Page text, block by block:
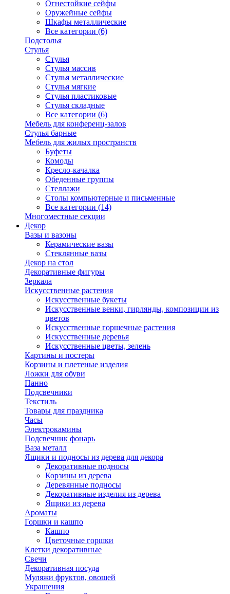
Огнестойкие сейфы
Оружейные сейфы
Шкафы металлические
Все категории (6)
Подстолья
Стулья
Стулья
Стулья массив
Стулья металлические
Стулья мягкие
Стулья пластиковые
Стулья складные
Все категории (6)
Мебель для конференц-залов
Стулья барные
Мебель для жилых пространств
Буфеты
Комоды
Кресло-качалка
Обеденные группы
Стеллажи
Столы компьютерные и письменные
Все категории (14)
Многоместные секции
Декор
Вазы и вазоны
Керамические вазы
Стеклянные вазы
Декор на стол
Декоративные фигуры
Зеркала
Искусственные растения
Искусственные букеты
Искусственные венки, гирлянды, композиции из
цветов
Искусственные горшечные растения
Искусственные деревья
Искусственные цветы, зелень
Картины и постеры
Корзины и плетеные изделия
Ложки для обуви
Панно
Подсвечники
Текстиль
Товары для праздника
Часы
Электрокамины
Подсвечник фонарь
Ваза металл
Ящики и подносы из дерева для декора
Декоративные подносы
Корзины из дерева
Деревянные подносы
Декоративные изделия из дерева
Ящики из дерева
Ароматы
Горшки и кашпо
Кашпо
Цветочные горшки
Клетки декоративные
Свечи
Декоративная посуда
Муляжи фруктов, овощей
Украшения